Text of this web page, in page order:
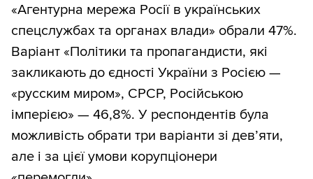
«Агентурна мережа Росії в українських
спецслужбах та органах влади» обрали 47%.
Варіант «Політики та пропагандисти, які
закликають до єдності України з Росією —
«русским миром», СРСР, Російською
імперією» — 46,8%. У респондентів була
можливість обрати три варіанти зі дев’яти,
але і за цієї умови корупціонери